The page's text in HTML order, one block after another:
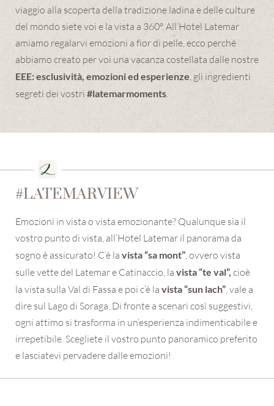
viaggio alla scoperta della tradizione ladina e delle culture
del mondo siete voi e la vista a 360°. All’Hotel Latemar
amiamo regalarvi emozioni a fior di pelle, ecco perché
abbiamo creato per voi una vacanza costellata dalle nostre
EEE: esclusività, emozioni ed esperienze , gli ingredienti
segreti dei vostri #latemarmoments
#LATEMARVIEW
Emozioni in vista o vista emozionante? Qualunque sia il
vostro punto di vista, all’Hotel Latemar il panorama da
sogno è assicurato! C’è la vista “sa mont” , ovvero vista
sulle vette del Latemar e Catinaccio, la vista “te val”, cioè
la vista sulla Val di Fassa e poi c’è la vista “sun lach” , vale a
dire sul Lago di Soraga. Di fronte a scenari così suggestivi,
ogni attimo si trasforma in un’esperienza indimenticabile e
irrepetibile. Scegliete il vostro punto panoramico preferito
e lasciatevi pervadere dalle emozioni!